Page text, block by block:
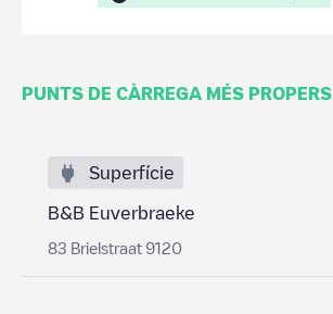
PUNTS DE CÀRREGA MÉS PROPERS
Superfície
B&B Euverbraeke
83 Brielstraat 9120